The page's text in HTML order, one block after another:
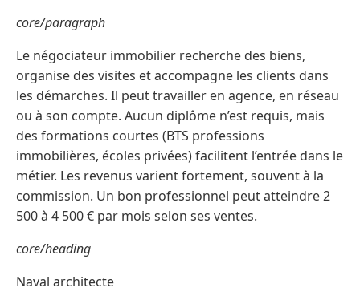
core/paragraph
Le négociateur immobilier recherche des biens,
organise des visites et accompagne les clients dans
les démarches. Il peut travailler en agence, en réseau
ou à son compte. Aucun diplôme n’est requis, mais
des formations courtes (BTS professions
immobilières, écoles privées) facilitent l’entrée dans le
métier. Les revenus varient fortement, souvent à la
commission. Un bon professionnel peut atteindre 2
500 à 4 500 € par mois selon ses ventes.
core/heading
Naval architecte